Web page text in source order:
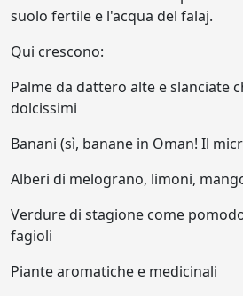
suolo fertile e l'acqua del falaj.
Qui crescono:
Palme da dattero alte e slanciate
dolcissimi
Banani (sì, banane in Oman! Il
Alberi di melograno, limoni,
Verdure di stagione come
fagioli
Piante aromatiche e medicinali